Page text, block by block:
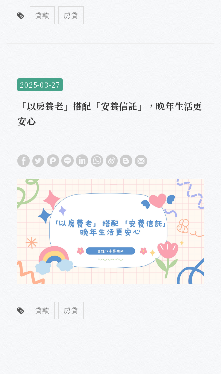
貸款 房貸
2025-03-27
「以房養老」搭配「安養信託」，晚年生活更
安心
貸款 房貸